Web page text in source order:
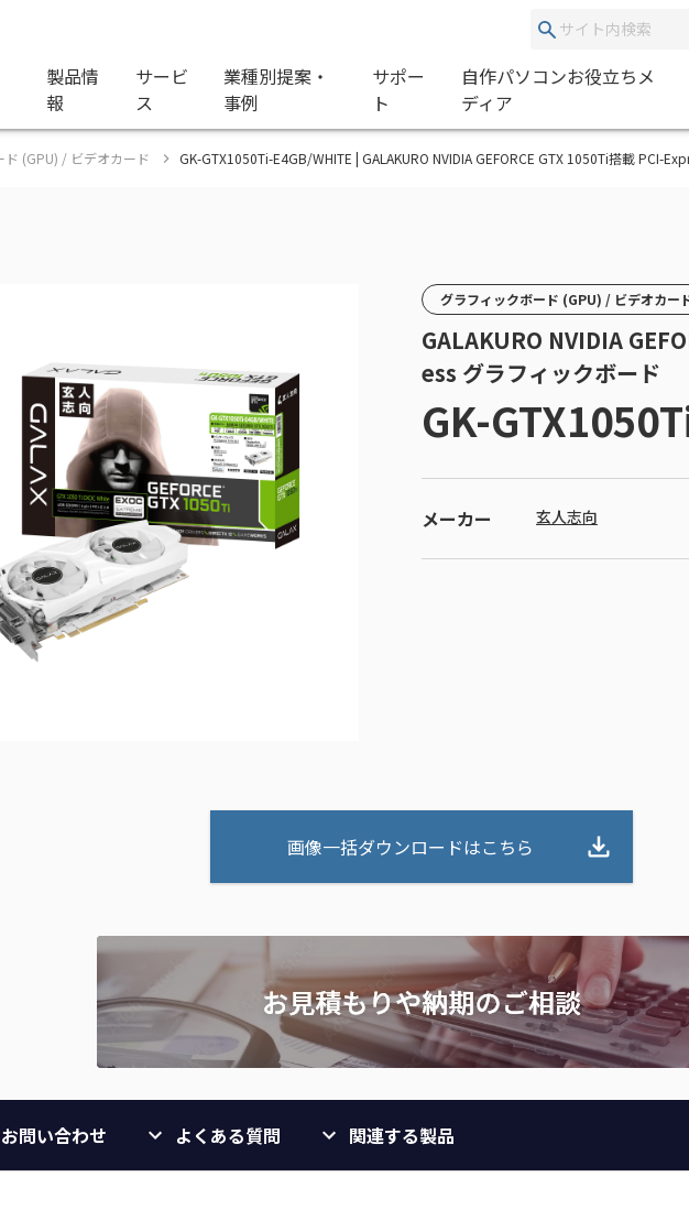
製品情
報
サービ
ス
業種別提案・
事例
サポー
ト
自作パソコンお役立ちメ
ディア
ド (GPU) / ビデオカード GK-GTX1050Ti-E4GB/WHITE | GALAKURO NVIDIA GEFORCE GTX 1050Ti搭載 PCI-
グラフィックボード (GPU) / ビデオカー
GALAKURO NVIDIA
ess グラフィックボード
GK-
メーカー 玄人志向
画像一括ダウンロードはこちら
お問い合わせ よくある質問 関連する製品